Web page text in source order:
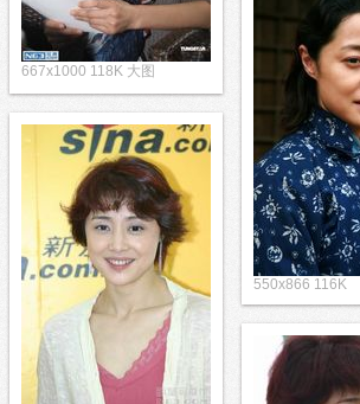
667x1000 118K 大图
550x866 116K